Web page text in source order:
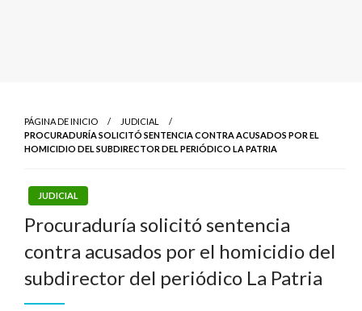
PÁGINA DE INICIO
JUDICIAL
PROCURADURÍA SOLICITÓ SENTENCIA CONTRA ACUSADOS POR EL
HOMICIDIO DEL SUBDIRECTOR DEL PERIÓDICO LA PATRIA
JUDICIAL
Procuraduría solicitó sentencia
contra acusados por el homicidio del
subdirector del periódico La Patria